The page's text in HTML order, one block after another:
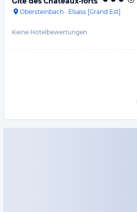
Obersteinbach · Elsass [Grand Est]
Keine Hotelbewertungen